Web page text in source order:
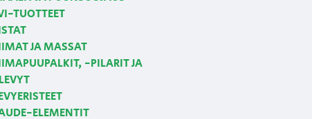
TUOTTEET
JA MASSAT
-PILARIT JA
ELEMENTIT